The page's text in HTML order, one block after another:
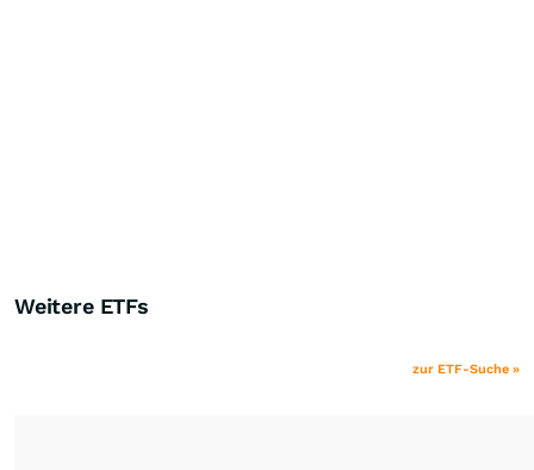
Weitere ETFs
zur ETF-Suche »